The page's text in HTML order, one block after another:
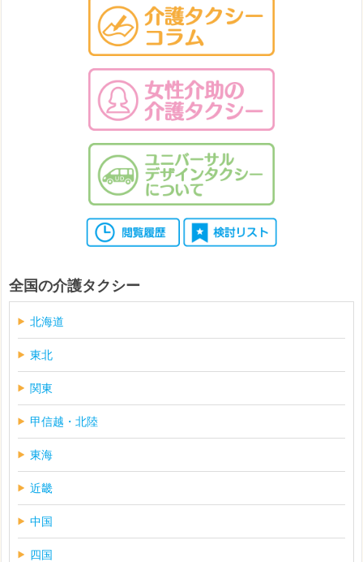
全国の介護タクシー
北海道
東北
関東
甲信越・北陸
東海
近畿
中国
四国